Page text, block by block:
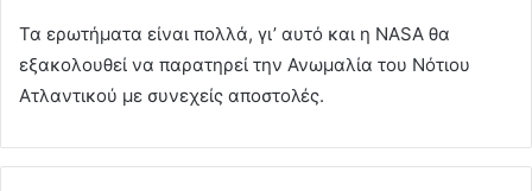
Τα ερωτήματα είναι πολλά, γι’ αυτό και η NASA θα
εξακολουθεί να παρατηρεί την Ανωμαλία του Νότιου
Ατλαντικού με συνεχείς αποστολές.